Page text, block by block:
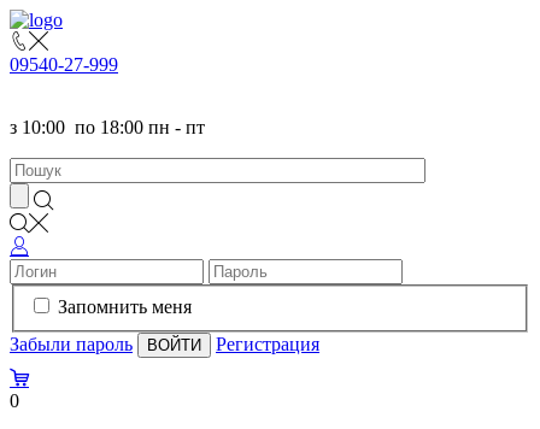
09540-27-999
з 10:00 по 18:00 пн - пт
Запомнить меня
Забыли пароль
Регистрация
0